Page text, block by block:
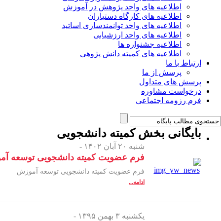
اطلاعیه های واحد پژوهش در آموزش
اطلاعیه های کارگاه دستیاران
اطلاعیه های واحد توانمندسازی اساتید
اطلاعیه های واحد ارزشیابی
اطلاعیه جشنواره ها
اطلاعیه های کمیته دانش پژوهی
ارتباط با ما
پرسش از ما
پرسش های متداول
درخواست مشاوره
فرم رزومه اجتماعی
بایگانی بخشکمیته دانشجویی
شنبه ۲۰ آبان ۱۴۰۲ -
فرم عضویت کمیته دانشجویی توسعه
فرم عضویت کمیته دانشجویی توسعه آموزش
ادامه...
یکشنبه ۳ بهمن ۱۳۹۵ -